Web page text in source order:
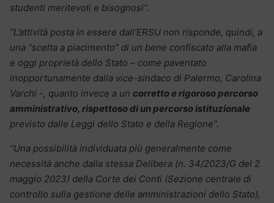
studenti meritevoli e bisognosi”.
“L’attività posta in essere dall’ERSU non risponde, quindi, a
una “scelta a piacimento” di un bene confiscato alla mafia
e oggi proprietà dello Stato – come paventato
inopportunamente dalla vice-sindaco di Palermo, Carolina
Varchi -, quanto invece a un corretto e rigoroso percorso
amministrativo, rispettoso di un percorso istituzionale
previsto dalle Leggi dello Stato e della Regione”.
“Una possibilità individuata più generalmente come
necessità anche dalla stessa Delibera (n. 34/2023/G del 2
maggio 2023) della Corte dei Conti (Sezione centrale di
controllo sulla gestione delle amministrazioni dello Stato),